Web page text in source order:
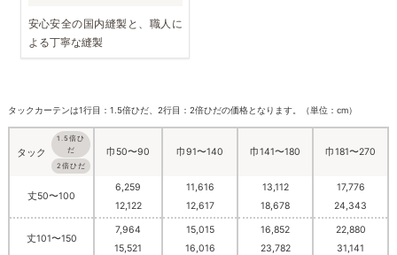
安心安全の国内縫製と、職人に
よる丁寧な縫製
タックカーテンは1行目：1.5倍ひだ、2行目：2倍ひだの価格となります。（単位：cm）
タック
1.5倍ひ
だ
2倍ひだ
巾50〜90 巾91〜140 巾141〜180 巾181〜270
丈50〜100
6,259
12,122
11,616
12,617
13,112
18,678
17,776
24,343
丈101〜150
7,964
15,521
15,015
16,016
16,852
23,782
22,880
31,141